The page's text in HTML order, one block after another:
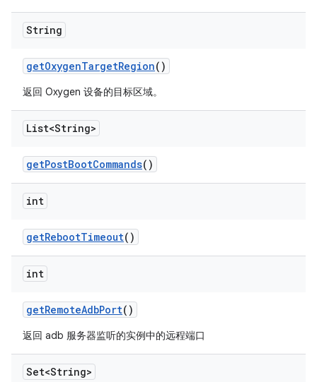
String
getOxygenTargetRegion()
返回 Oxygen 设备的目标区域。
List<String>
getPostBootCommands()
int
getRebootTimeout()
int
getRemoteAdbPort()
返回 adb 服务器监听的实例中的远程端口
Set<String>